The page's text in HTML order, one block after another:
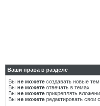
Ваши права в разделе
Вы не можете создавать новые
Вы не можете отвечать в темах
Вы не можете прикреплять
Вы не можете редактировать свои